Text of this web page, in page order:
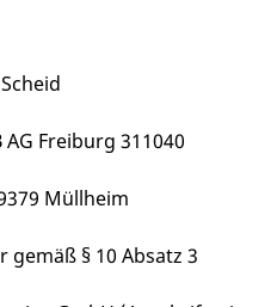
Freiburg 311040
Müllheim
§ 10 Absatz 3